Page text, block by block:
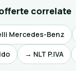
correlate
Mercedes-Benz
→ NLT P.IVA